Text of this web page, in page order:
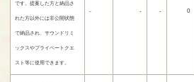
です。提案した方と納品さ
れた方以外には非公開状態
で納品され、サウンドリミ
ックスやプライベートクエ
スト等に使用できます。
- - - 0